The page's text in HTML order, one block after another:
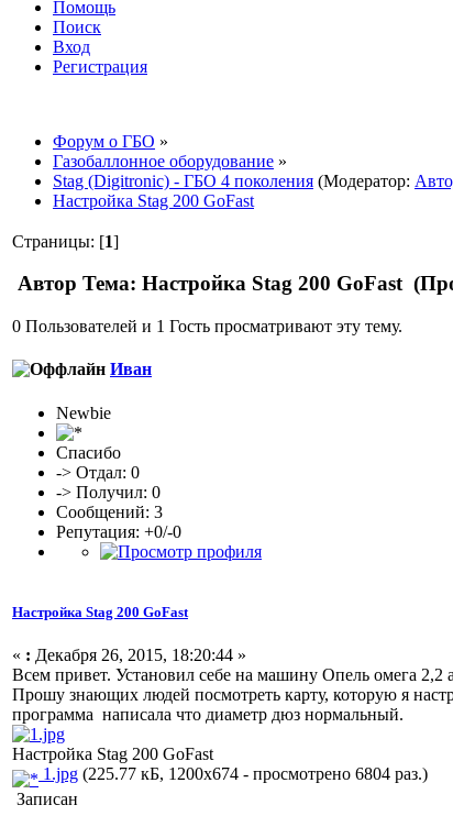
Помощь
Поиск
Вход
Регистрация
Форум о ГБО »
Газобаллонное оборудование »
Stag (Digitronic) - ГБО 4 поколения (Модератор:
Настройка Stag 200 GoFast
Страницы: [1]
Автор Тема: Настройка Stag 200 GoFast
0 Пользователей и 1 Гость просматривают эту тему.
Иван
Newbie
Спасибо
-> Отдал: 0
-> Получил: 0
Сообщений: 3
Репутация: +0/-0
Настройка Stag 200 GoFast
« : Декабря 26, 2015, 18:20:44 »
Всем привет. Установил себе на машину Опель омега
Прошу знающих людей посмотреть карту, которую я
программа написала что диаметр дюз нормальный.
Настройка Stag 200 GoFast
1.jpg (225.77 кБ, 1200x674 - просмотрено 6804 раз.)
Записан